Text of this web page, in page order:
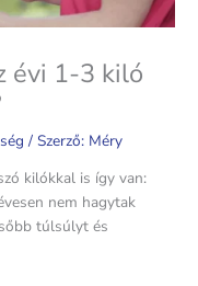
évi 1-3 kiló
/ Szerző: Méry
kilókkal is így van:
nem hagytak
túlsúlyt és